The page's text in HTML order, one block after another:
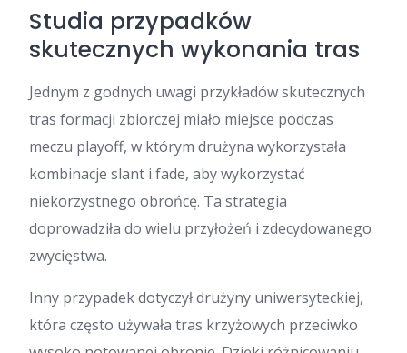
Studia przypadków
skutecznych wykonania tras
Jednym z godnych uwagi przykładów skutecznych
tras formacji zbiorczej miało miejsce podczas
meczu playoff, w którym drużyna wykorzystała
kombinacje slant i fade, aby wykorzystać
niekorzystnego obrońcę. Ta strategia
doprowadziła do wielu przyłożeń i zdecydowanego
zwycięstwa.
Inny przypadek dotyczył drużyny uniwersyteckiej,
która często używała tras krzyżowych przeciwko